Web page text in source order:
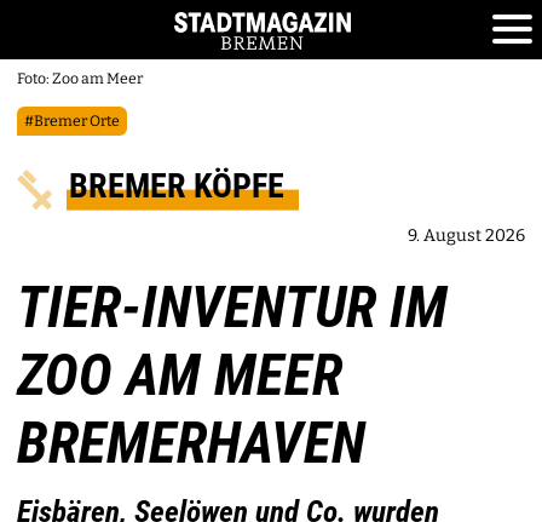
Foto: Zoo am Meer
#Bremer Orte
BREMER KÖPFE
9. August 2026
TIER-INVENTUR IM
ZOO AM MEER
BREMERHAVEN
Eisbären, Seelöwen und Co. wurden